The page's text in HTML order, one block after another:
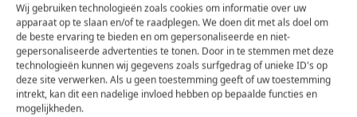
Wij gebruiken technologieën zoals cookies om informatie over uw
apparaat op te slaan en/of te raadplegen. We doen dit met als doel om
de beste ervaring te bieden en om gepersonaliseerde en niet-
gepersonaliseerde advertenties te tonen. Door in te stemmen met deze
technologieën kunnen wij gegevens zoals surfgedrag of unieke ID's op
deze site verwerken. Als u geen toestemming geeft of uw toestemming
intrekt, kan dit een nadelige invloed hebben op bepaalde functies en
mogelijkheden.